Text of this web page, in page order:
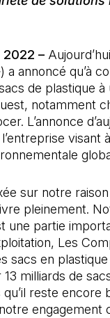
2022 –
a annoncé qu’à
de plastique à
notamment
L’annonce
visant
sur notre
pleinement.
une partie
Les
sacs en
milliards de
reste encore
notre